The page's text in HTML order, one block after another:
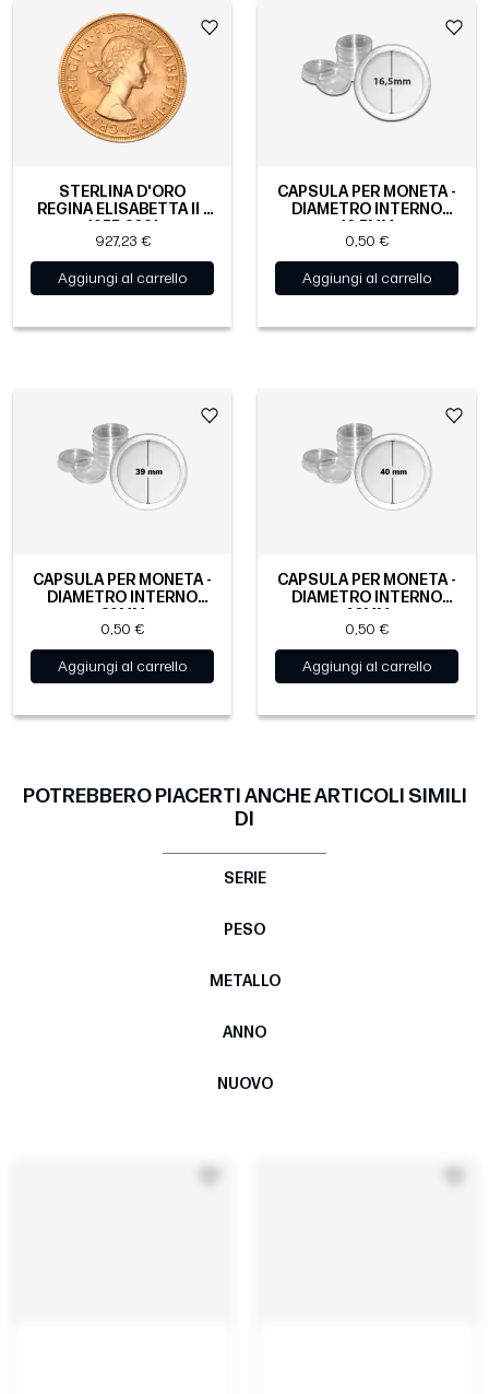
STERLINA D'ORO
REGINA ELISABETTA II |
1957-2021
927,23 €
Aggiungi al carrello
CAPSULA PER MONETA -
DIAMETRO INTERNO
16.5MM
0,50 €
Aggiungi al carrello
CAPSULA PER MONETA -
DIAMETRO INTERNO
39MM
0,50 €
Aggiungi al carrello
CAPSULA PER MONETA -
DIAMETRO INTERNO
40MM
0,50 €
Aggiungi al carrello
POTREBBERO PIACERTI ANCHE ARTICOLI SIMILI
DI
SERIE
PESO
METALLO
ANNO
NUOVO